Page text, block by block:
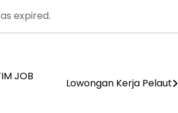
expired.
JOB
Lowongan Kerja Pelaut